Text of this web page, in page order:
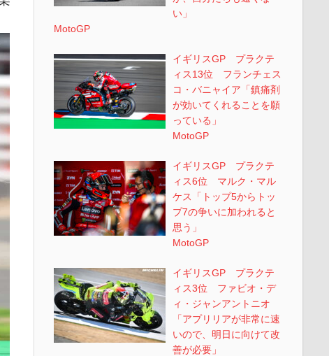
い」
MotoGP
イギリスGP プラクテ
ィス13位 フランチェス
コ・バニャイア「鎮痛剤
が効いてくれることを願
っている」
MotoGP
イギリスGP プラクテ
ィス6位 マルク・マル
ケス「トップ5からトッ
プ7の争いに加われると
思う」
MotoGP
イギリスGP プラクテ
ィス3位 ファビオ・デ
ィ・ジャンアントニオ
「アプリリアが非常に速
いので、明日に向けて改
善が必要」